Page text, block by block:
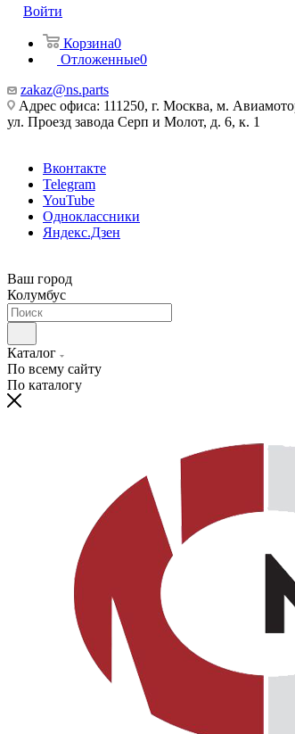
Войти
Корзина0
Отложенные0
zakaz@ns.parts
Адрес офиса: 111250, г. Москва, м.
ул. Проезд завода Серп и Молот, д. 6, к. 1
Вконтакте
Telegram
YouTube
Одноклассники
Яндекс.Дзен
Ваш город
Колумбус
Каталог
По всему сайту
По каталогу